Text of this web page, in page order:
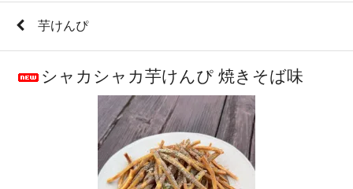
芋けんぴ
シャカシャカ芋けんぴ 焼きそば味